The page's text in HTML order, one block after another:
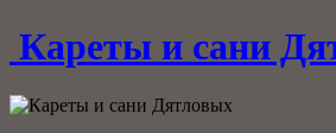
Кареты и сани